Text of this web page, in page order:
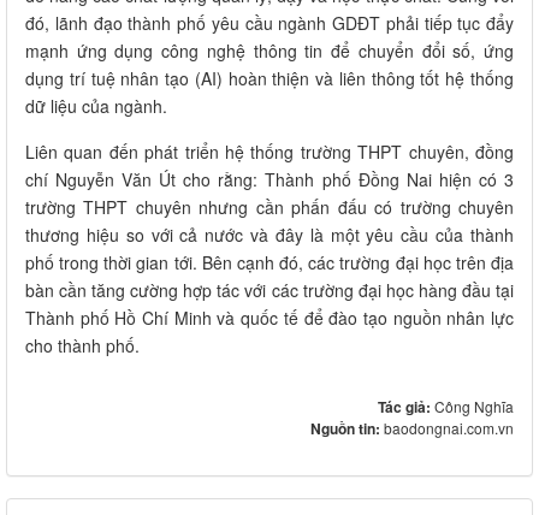
đó, lãnh đạo thành phố yêu cầu ngành GDĐT phải tiếp tục đẩy
mạnh ứng dụng công nghệ thông tin để chuyển đổi số, ứng
dụng trí tuệ nhân tạo (AI) hoàn thiện và liên thông tốt hệ thống
dữ liệu của ngành.
Liên quan đến phát triển hệ thống trường THPT chuyên, đồng
chí Nguyễn Văn Út cho rằng: Thành phố Đồng Nai hiện có 3
trường THPT chuyên nhưng cần phấn đấu có trường chuyên
thương hiệu so với cả nước và đây là một yêu cầu của thành
phố trong thời gian tới. Bên cạnh đó, các trường đại học trên địa
bàn cần tăng cường hợp tác với các trường đại học hàng đầu tại
Thành phố Hồ Chí Minh và quốc tế để đào tạo nguồn nhân lực
cho thành phố.
Tác giả: Công Nghĩa
Nguồn tin: baodongnai.com.vn